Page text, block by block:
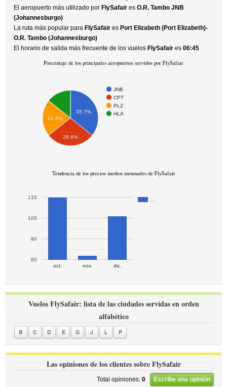
El aeropuerto más utilizado por FlySafair esO.R. Tambo JNB
(Johannesburgo)
La ruta más popular para FlySafair es Port Elizabeth (Port Elizabeth)-
O.R. Tambo (Johannesburgo)
El horario de salida más frecuente de los vuelos FlySafair es06:45
Porcentaje de los principales aeropuertos servidos por FlySafair
JNB
CPT
PLZ
HLA
35.7%
21.4%
28.6%
Tendencia de los precios medios mensuales de FlySafair
oct. nov. dic.
80
90
100
110
Vuelos FlySafair: lista de las ciudades servidas en orden
alfabético
B C D E G J L P
Las opiniones de los clientes sobre FlySafair
Total opiniones: 0 Escribe una opinión